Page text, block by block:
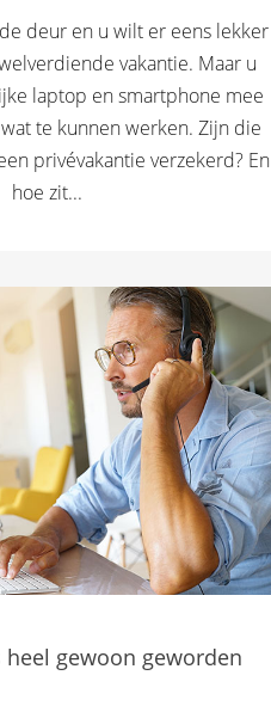
deur en u wilt er eens lekker
vakantie. Maar u
laptop en smartphone mee
te kunnen werken. Zijn die
privévakantie verzekerd? En
hoe zit...
gewoon geworden